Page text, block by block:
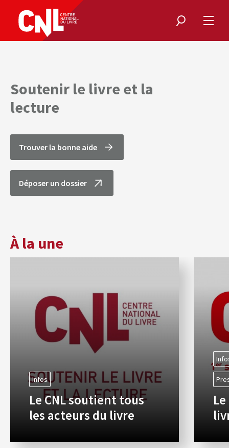
Rechercher
le
Soutenir le livre et la
lecture
Trouver la bonne aide
Déposer un dossier
À la une
Infos
Le CNL soutient tous
les acteurs du livre